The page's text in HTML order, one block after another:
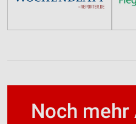
Noch mehr